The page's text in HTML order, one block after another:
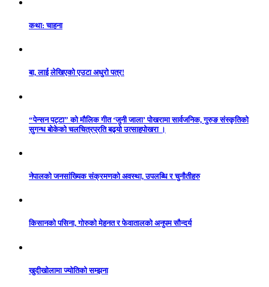
कथा: चाहना
बा, लाई लेखिएको एउटा अधुरो पत्र!
“पेन्सन पट्टा” को मौलिक गीत ‘जुनी जाला’ पोखरामा सार्वजनिक, गुरुङ संस्कृतिको
सुगन्ध बोकेको चलचित्रप्रति बढ्यो उत्साहपोखरा ।
नेपालको जनसांख्यिक संक्रमणको अवस्था, उपलब्धि र चुनौतीहरु
किसानको पसिना, गोरुको मेहनत र फेवातालको अनुपम सौन्दर्य
खुदीखोलामा ज्योतिको सम्झना